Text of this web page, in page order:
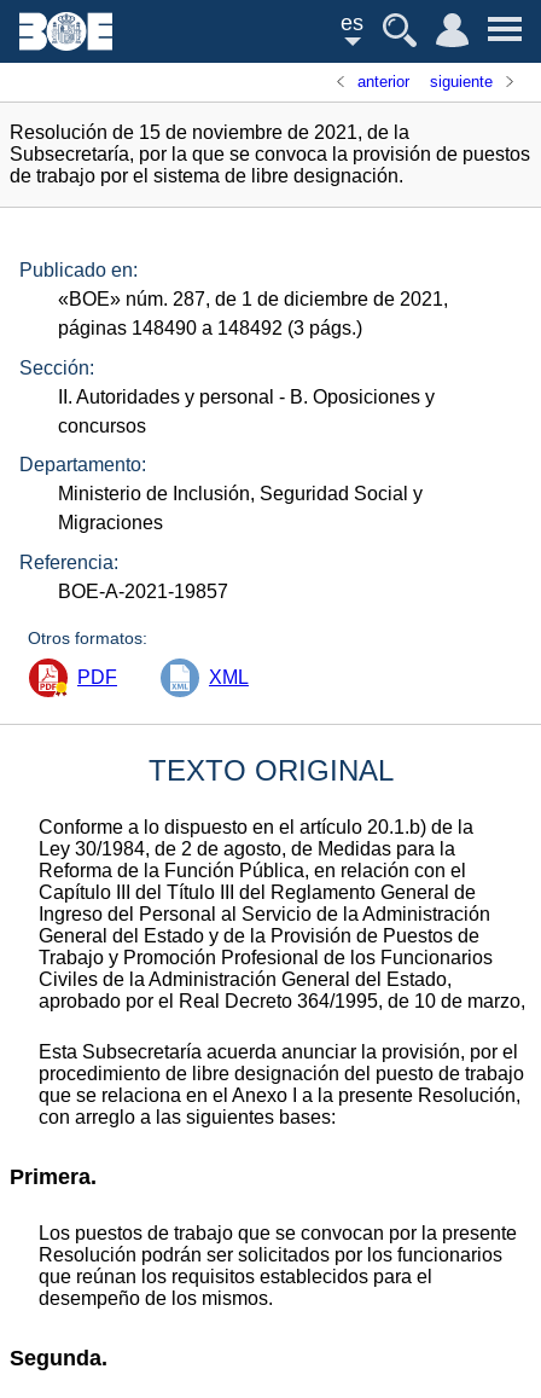
es
anterior siguiente
Resolución de 15 de noviembre de 2021, de la
Subsecretaría, por la que se convoca la provisión de puestos
de trabajo por el sistema de libre designación.
Publicado en:
«BOE» núm. 287, de 1 de diciembre de 2021,
páginas 148490 a 148492 (3 págs.)
Sección:
II. Autoridades y personal - B. Oposiciones y
concursos
Departamento:
Ministerio de Inclusión, Seguridad Social y
Migraciones
Referencia:
BOE-A-2021-19857
Otros formatos:
PDF XML
TEXTO ORIGINAL
Conforme a lo dispuesto en el artículo 20.1.b) de la
Ley 30/1984, de 2 de agosto, de Medidas para la
Reforma de la Función Pública, en relación con el
Capítulo III del Título III del Reglamento General de
Ingreso del Personal al Servicio de la Administración
General del Estado y de la Provisión de Puestos de
Trabajo y Promoción Profesional de los Funcionarios
Civiles de la Administración General del Estado,
aprobado por el Real Decreto 364/1995, de 10 de marzo,
Esta Subsecretaría acuerda anunciar la provisión, por el
procedimiento de libre designación del puesto de trabajo
que se relaciona en el Anexo I a la presente Resolución,
con arreglo a las siguientes bases:
Primera.
Los puestos de trabajo que se convocan por la presente
Resolución podrán ser solicitados por los funcionarios
que reúnan los requisitos establecidos para el
desempeño de los mismos.
Segunda.